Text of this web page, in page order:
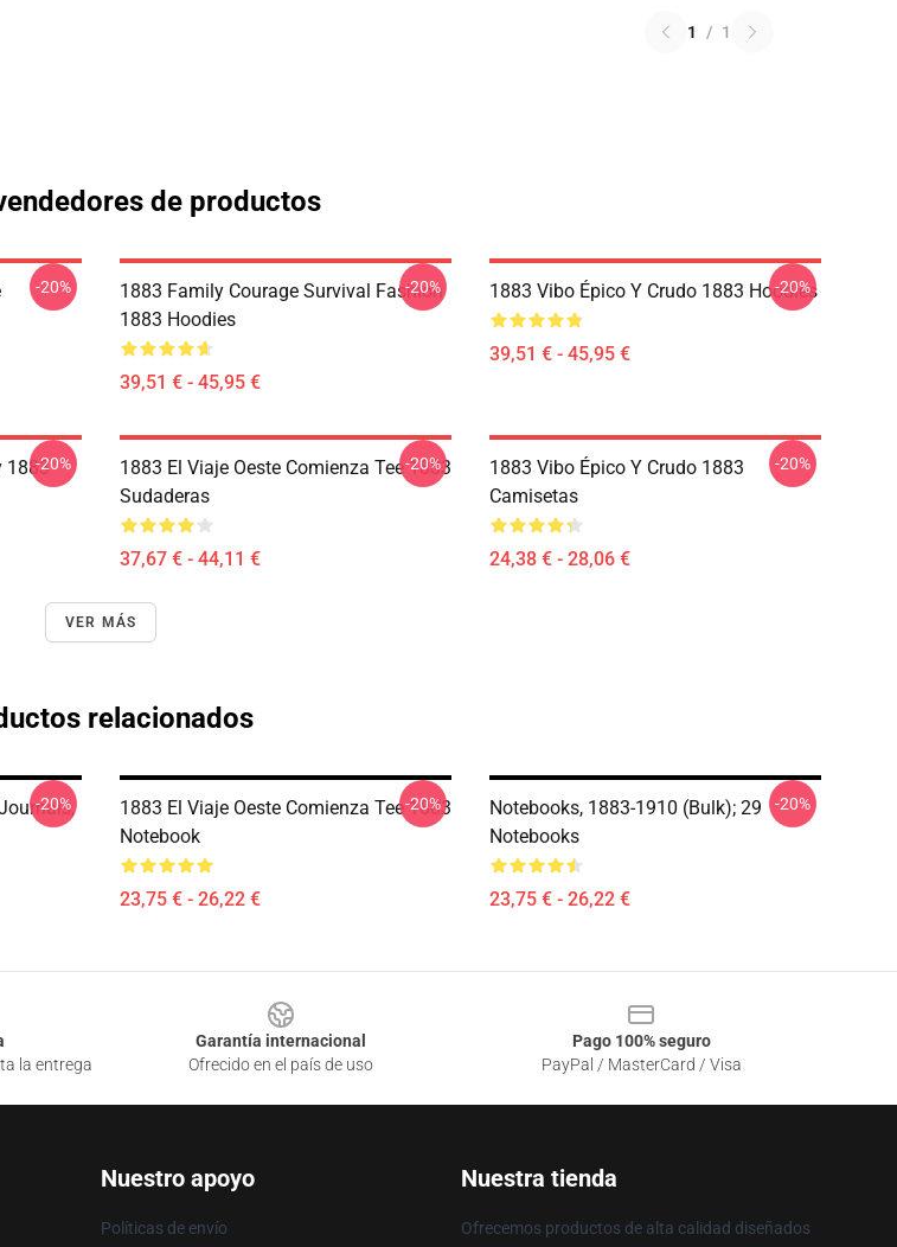
1 / 1
de productos
-20%
1883 Family Courage Survival Fashion
1883 Hoodies
39,51 € - 45,95 €
-20% 1883 Vibo Épico Y Crudo 1883 Hoodies
39,51 € - 45,95 €
-20%
1883-20%
1883 El Viaje Oeste Comienza Tee 1883
Sudaderas
37,67 € - 44,11 €
-20%
1883 Vibo Épico Y Crudo 1883
Camisetas
24,38 € - 28,06 €
-20%
VER MÁS
relacionados
-20%
1883 El Viaje Oeste Comienza Tee 1883
Notebook
23,75 € - 26,22 €
-20%
Notebooks, 1883-1910 (bulk); 29
Notebooks
23,75 € - 26,22 €
-20%
la entrega
Garantía internacional
Ofrecido en el país de uso
Pago 100% seguro
PayPal / MasterCard / Visa
Nuestro apoyo
Políticas de envío
Nuestra tienda
Ofrecemos productos de alta calidad diseñados